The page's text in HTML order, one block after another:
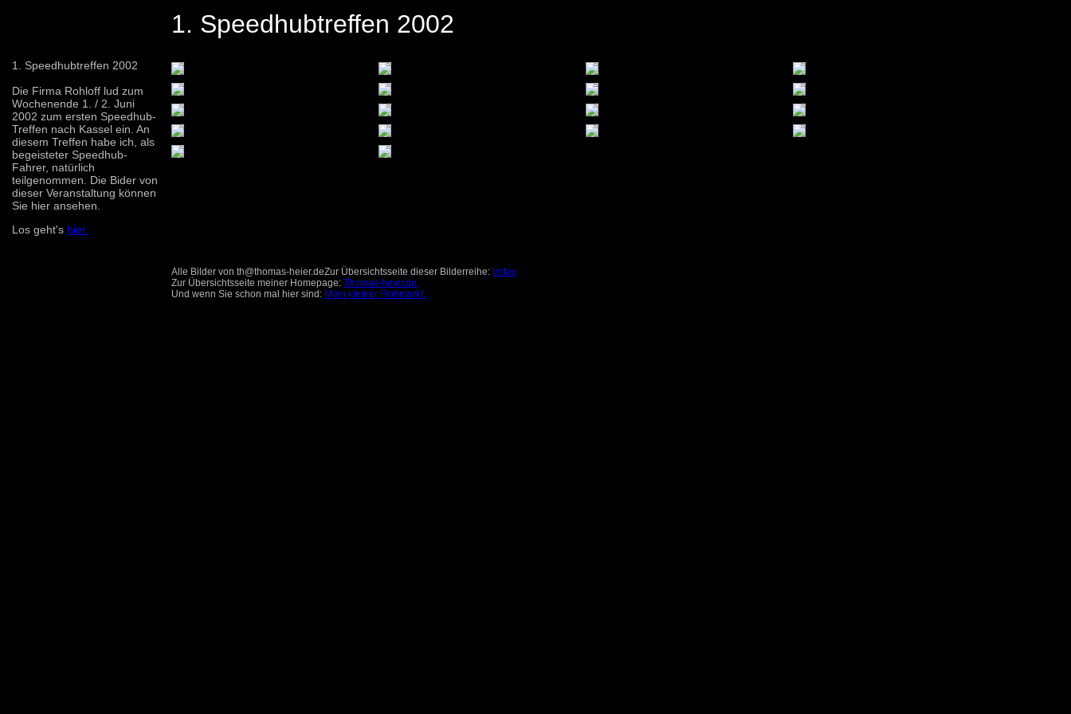
1. Speedhubtreffen 2002
1. Speedhubtreffen 2002
Die Firma Rohloff lud zum
Wochenende 1. / 2. Juni
2002 zum ersten Speedhub-
Treffen nach Kassel ein. An
diesem Treffen habe ich, als
begeisteter Speedhub-
Fahrer, natürlich
teilgenommen. Die Bider von
dieser Veranstaltung können
Sie hier ansehen.
Los geht's hier.
Alle Bilder von th@thomas-heier.deZur Übersichtsseite dieser Bilderreihe: Index
Zur Übersichtsseite meiner Homepage: Thomas-heier.de
Und wenn Sie schon mal hier sind: Mein kleiner Flohmarkt.